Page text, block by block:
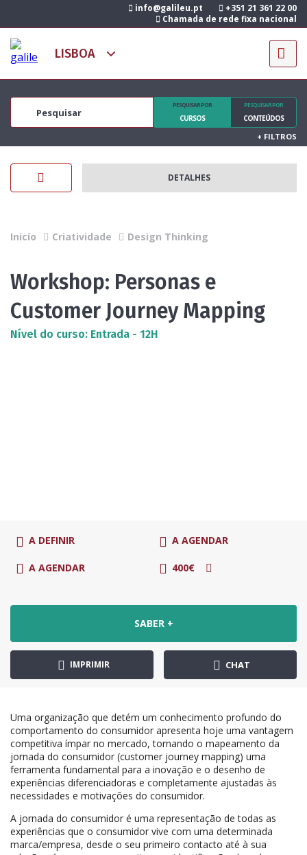
info@galileu.pt
+351 21 361 22 00
Chamada de rede fixa nacional
PESQUISAR POR
CURSOS
PESQUISAR POR
CONTEÚDOS
+ FILTROS
DETALHES
Inicío Criatividade Design Thinking
Workshop: Personas e
Customer Journey Mapping
Nível do curso: Entrada - 12H
A DEFINIR A AGENDAR
A AGENDAR 400€
SABER +
IMPRIMIR CHAT
Uma organização que detém um conhecimento profundo do
comportamento do consumidor apresenta hoje uma vantagem
competitiva ímpar no mercado, tornando o mapeamento da
jornada do consumidor (customer journey mapping) uma
ferramenta fundamental para a inovação e o desenho de
experiências diferenciadoras e completamente ajustadas às
necessidades e motivações do consumidor.
A jornada do consumidor é uma representação de todas as
experiências que o consumidor vive com uma determinada
marca/empresa, desde o seu primeiro contacto até à sua